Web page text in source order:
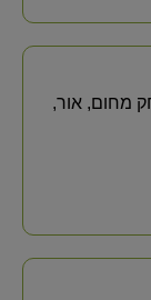
מחום, אור,